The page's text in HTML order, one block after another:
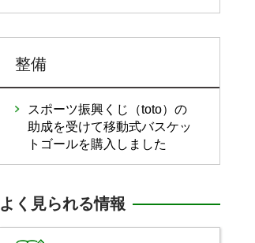
整備
スポーツ振興くじ（toto）の
助成を受けて移動式バスケッ
トゴールを購入しました
よく見られる情報